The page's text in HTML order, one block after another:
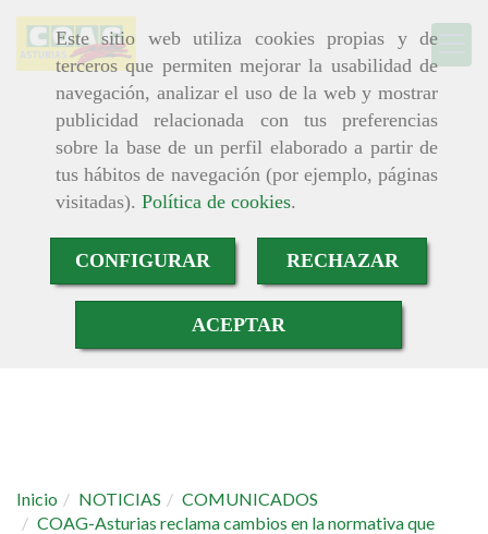
Este sitio web utiliza cookies propias y de
terceros que permiten mejorar la usabilidad de
navegación, analizar el uso de la web y mostrar
publicidad relacionada con tus preferencias
sobre la base de un perfil elaborado a partir de
tus hábitos de navegación (por ejemplo, páginas
visitadas). Política de cookies.
CONFIGURAR RECHAZAR
ACEPTAR
Inicio NOTICIAS
COMUNICADOS
COAG-Asturias reclama cambios en la normativa que